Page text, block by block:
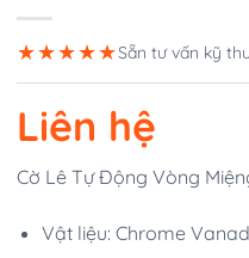
★★★★★Sẵn tư vấn kỹ
Liên hệ
Cờ Lê Tự Động Vòng
Vật liệu: Chrome